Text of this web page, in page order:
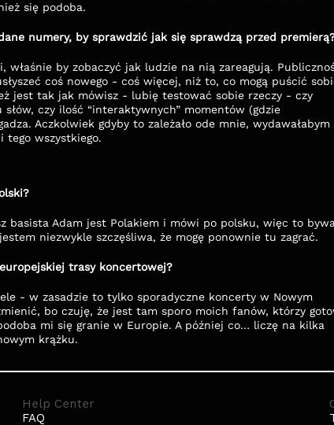
się podoba.
numery, by sprawdzić jak się sprawdzą przed
by zobaczyć jak ludzie na nią zareagują.
coś nowego - coś więcej, niż to, co mogą puścić
jest tak jak mówisz - lubię testować sobie rzeczy - czy
czy ilość “interaktywnych” momentów (gdzie
Aczkolwiek gdyby to zależało ode mnie, wydawałabym
wszystkiego.
basista Adam jest Polakiem i mówi po polsku, więc to
niezwykle szczęśliwa, że mogę ponownie tu zagrać.
trasy koncertowej?
- w zasadzie to tylko sporadyczne koncerty w Nowym
bo czuję, że jest tam sporo moich fanów, którzy
mi się granie w Europie. A później co… liczę na kilka
krążku.
Help Center
FAQ